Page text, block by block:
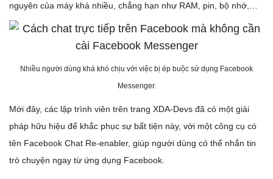
nguyên của máy khá nhiều, chẳng hạn như RAM, pin, bộ nhớ,…
Nhiều người dùng khá khó chịu với việc bị ép buộc sử dụng Facebook
Messenger.
Mới đây, các lập trình viên trên trang XDA-Devs đã có một giải
pháp hữu hiệu để khắc phục sự bất tiện này, với một công cụ có
tên Facebook Chat Re-enabler, giúp người dùng có thể nhắn tin
trò chuyện ngay từ ứng dụng Facebook.